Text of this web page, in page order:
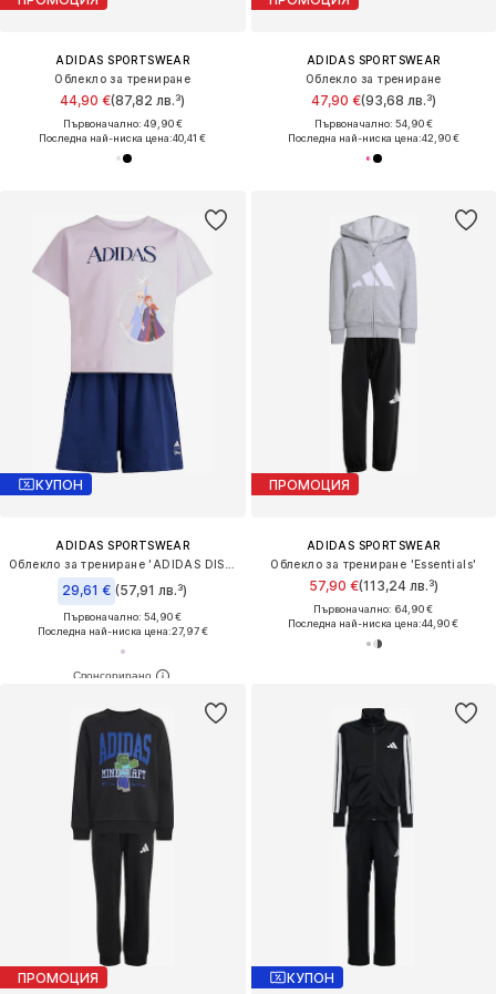
ADIDAS SPORTSWEAR
Облекло за трениране
44,90 €(87,82 лв.³)
Първоначално: 49,90 €
Последна най-ниска цена:40,41 €
ADIDAS SPORTSWEAR
Облекло за трениране
47,90 €(93,68 лв.³)
Първоначално: 54,90 €
Последна най-ниска цена:42,90 €
КУПОН
ADIDAS SPORTSWEAR
29,61 € (57,91 лв.³)
Първоначално: 54,90 €
Последна най-ниска цена:27,97 €
ПРОМОЦИЯ
ADIDAS SPORTSWEAR
Облекло за трениране 'Essentials'
57,90 €(113,24 лв.³)
Първоначално: 64,90 €
Последна най-ниска цена:44,90 €
ПРОМОЦИЯ КУПОН